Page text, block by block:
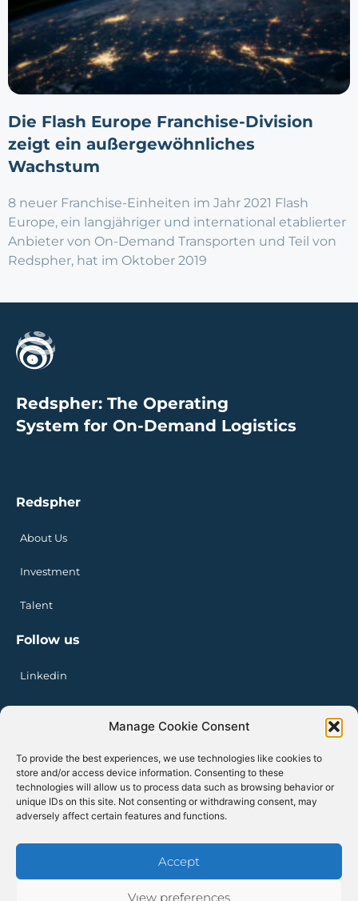
Manage Cookie Consent
To provide the best experiences, we use technologies like cookies to
store and/or access device information. Consenting to these
technologies will allow us to process data such as browsing behavior or
unique IDs on this site. Not consenting or withdrawing consent, may
adversely affect certain features and functions.
Accept
View preferences
Die Flash Europe Franchise-Division
zeigt ein außergewöhnliches
Wachstum
8 neuer Franchise-Einheiten im Jahr 2021 Flash
Europe, ein langjähriger und international etablierter
Anbieter von On-Demand Transporten und Teil von
Redspher, hat im Oktober 2019
Redspher: The Operating
System for On-Demand Logistics
Redspher
About Us
Investment
Talent
Follow us
Linkedin
Cookie Policy